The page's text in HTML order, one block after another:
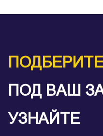
ПОД ВАШ
УЗНАЙТЕ